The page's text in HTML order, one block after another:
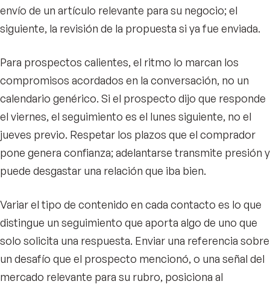
envío de un artículo relevante para su negocio; el
siguiente, la revisión de la propuesta si ya fue enviada.
Para prospectos calientes, el ritmo lo marcan los
compromisos acordados en la conversación, no un
calendario genérico. Si el prospecto dijo que responde
el viernes, el seguimiento es el lunes siguiente, no el
jueves previo. Respetar los plazos que el comprador
pone genera confianza; adelantarse transmite presión y
puede desgastar una relación que iba bien.
Variar el tipo de contenido en cada contacto es lo que
distingue un seguimiento que aporta algo de uno que
solo solicita una respuesta. Enviar una referencia sobre
un desafío que el prospecto mencionó, o una señal del
mercado relevante para su rubro, posiciona al